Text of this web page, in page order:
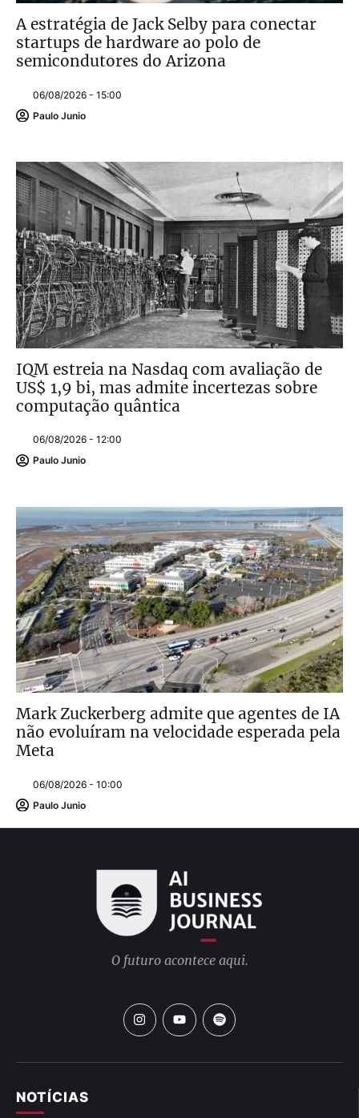
A estratégia de Jack Selby para conectar
startups de hardware ao polo de
semicondutores do Arizona
06/08/2026 - 15:00
Paulo Junio
IQM estreia na Nasdaq com avaliação de
US$ 1,9 bi, mas admite incertezas sobre
computação quântica
06/08/2026 - 12:00
Paulo Junio
Mark Zuckerberg admite que agentes de IA
não evoluíram na velocidade esperada pela
Meta
06/08/2026 - 10:00
Paulo Junio
NOTÍCIAS
O futuro acontece aqui.